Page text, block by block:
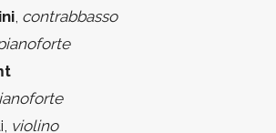
, contrabbasso
violino